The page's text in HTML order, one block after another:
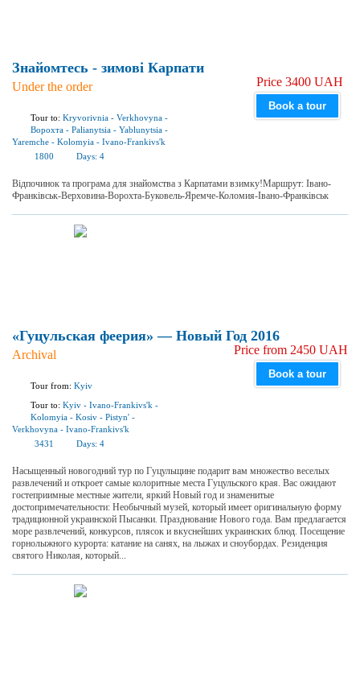
Знайомтесь - зимові Карпати
Under the order
Tour to: Kryvorivnia - Verkhovyna -
Ворохта - Palianytsia - Yablunytsia -
Yaremchе - Kolomyia - Ivano-Frankivs'k
1800
Days: 4
Price 3400 UAH
Book a tour
Відпочинок та програма для знайомства з Карпатами взимку!Маршрут: Івано-
Франківськ-Верховина-Ворохта-Буковель-Яремче-Коломия-Івано-Франківськ
«Гуцульская феерия» — Новый Год 2016
Archival
Tour from: Kyiv
Tour to: Kyiv - Ivano-Frankivs'k -
Kolomyia - Kosiv - Pistyn' -
Verkhovyna - Ivano-Frankivs'k
3431
Days: 4
Price from 2450 UAH
Book a tour
Насыщенный новогодний тур по Гуцульщине подарит вам множество веселых
развлечений и откроет самые колоритные места Гуцульского края. Вас ожидают
гостеприимные местные жители, яркий Новый год и знаменитые
достопримечательности: Необычный музей, который имеет оригинальную форму
традиционной украинской Пысанки. Празднование Нового года. Вам предлагается
море развлечений, конкурсов, плясок и вкуснейших украинских блюд. Посещение
горнолыжного курорта: катание на санях, на лыжах и сноубордах. Резиденция
святого Николая, который...